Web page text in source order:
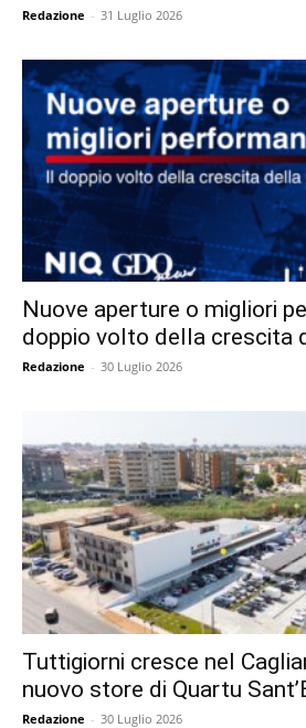
Redazione - 31 Luglio 2026
Nuove aperture o migliori
doppio volto della crescita
Redazione - 30 Luglio 2026
Tuttigiorni cresce nel
nuovo store di Quartu
Redazione - 30 Luglio 2026